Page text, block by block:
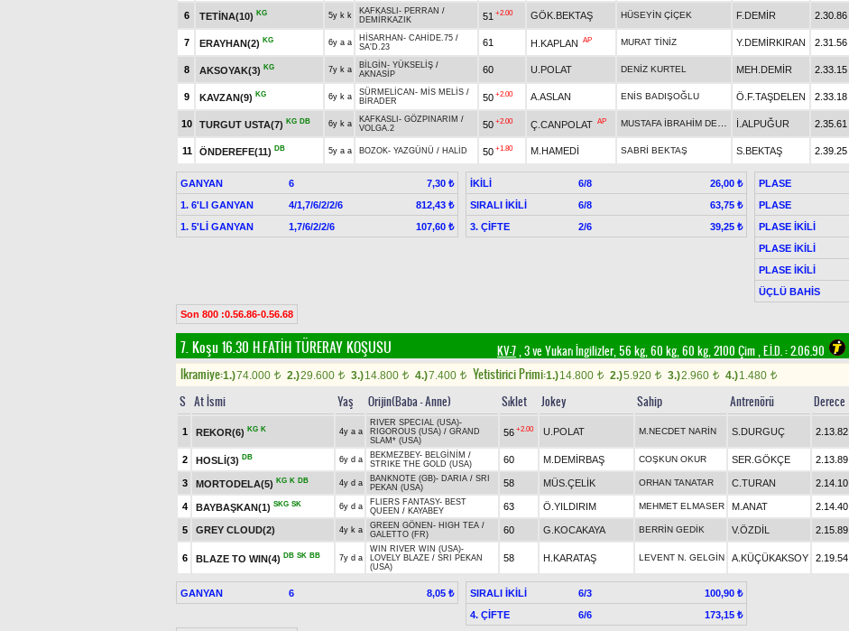
6 TETİNA(10) KG 5y k k KAFKASLI - PERRAN /
DEMİRKAZIK
51 +2.00 GÖK.BEKTAŞ HÜSEYİN ÇİÇEK F.DEMİR 2.30.86
7 ERAYHAN(2) KG 6y a a HİSARHAN - CAHİDE.75 /
SA'D.23
61 H.KAPLAN AP MURAT TİNİZ Y.DEMİRKIRAN 2.31.56
8 AKSOYAK(3) KG 7y k a BİLGİN - YÜKSELİŞ /
AKNASİP
60 U.POLAT DENİZ KURTEL MEH.DEMİR 2.33.15
9 KAVZAN(9) KG 6y k a SÜRMELİCAN - MİS MELİS /
BİRADER
50 +2.00 A.ASLAN ENİS BADIŞOĞLU Ö.F.TAŞDELEN 2.33.18
10 TURGUT USTA(7) KG DB 6y k a KAFKASLI - GÖZPINARIM /
VOLGA.2
50 +2.00 Ç.CANPOLAT AP İ.ALPUĞUR 2.35.61
11 ÖNDEREFE(11) DB 5y a a BOZOK- YAZGÜNÜ / HALİD 50 +1.80 M.HAMEDİ SABRİ BEKTAŞ S.BEKTAŞ 2.39.25
GANYAN 6
7,30 ₺
1. 6'LI GANYAN
4/1,7/6/2/2/6
812,43 ₺
1. 5'Lİ GANYAN
1,7/6/2/2/6 107,60 ₺
İKİLİ 6/8
26,00 ₺
SIRALI İKİLİ
6/8
63,75 ₺
3. ÇİFTE
2/6 39,25 ₺
PLASE
PLASE
PLASE İKİLİ
PLASE İKİLİ
PLASE İKİLİ
ÜÇLÜ BAHİS
Son 800 :0.56.86-0.56.68
7. Koşu 16.30 H.FATİH TÜRERAY KOŞUSU KV-7, 3 ve Yukarı İngilizler, 56 kg, 60 kg, 60 kg, 2100 Çim,E.İ.D. :2.06.90
Ikramiye:1.)74.000 t 2.)29.600 t 3.)14.800 t 4.)7.400 t Yetistirici Primi:1.)14.800 t 2.)5.920 t 3.)2.960 t 4.)1.480 t
S At İsmi Yaş Orijin(Baba - Anne) Sıklet Jokey Sahip Antrenörü Derece
1 REKOR(6) KG K 4y a a
RIVER SPECIAL (USA)-
RIGOROUS (USA) / GRAND
SLAM* (USA)
56 +2.00 U.POLAT M.NECDET NARİN S.DURGUÇ 2.13.82
2 HOSLİ(3) DB 6y d a BEKMEZBEY- BELGİNİM /
STRIKE THE GOLD (USA)
60 M.DEMİRBAŞ COŞKUN OKUR SER.GÖKÇE 2.13.89
3 MORTODELA(5) KG K DB 4y d a BANKNOTE (GB)- DARIA / SRI
PEKAN (USA)
58 MÜS.ÇELİK ORHAN TANATAR C.TURAN 2.14.10
4 BAYBAŞKAN(1) SKG SK 6y d a FLIERS FANTASY- BEST
QUEEN / KAYABEY 63 Ö.YILDIRIM MEHMET ELMASER M.ANAT 2.14.40
5 GREY CLOUD(2) 4y k a GREEN GÖNEN - HIGH TEA /
GALETTO (FR)
60 G.KOCAKAYA BERRİN GEDİK V.ÖZDİL 2.15.89
6 BLAZE TO WIN(4) DB SK BB 7y d a
WIN RIVER WIN (USA)-
LOVELY BLAZE / SRI PEKAN
(USA)
58 H.KARATAŞ LEVENT N. GELGİN A.KÜÇÜKAKSOY 2.19.54
GANYAN 6 8,05 ₺ SIRALI İKİLİ 6/3
100,90 ₺
4. ÇİFTE
6/6 173,15 ₺